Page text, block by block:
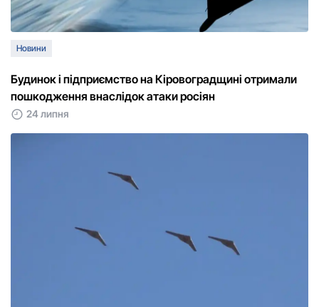
Новини
Будинок і підприємство на Кіровоградщині отримали
пошкодження внаслідок атаки росіян
24 липня